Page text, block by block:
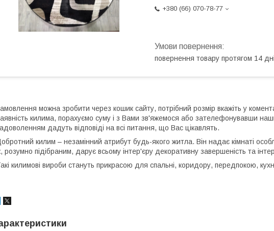
+380 (66) 070-78-77
повернення товару протягом 14
можна зробити через кошик сайту, потрібний розмір вкажіть у
килима, порахуємо суму і з Вами зв'яжемося або зателефонувавши
дадуть відповіді на всі питання, що Вас цікавлять.
килим – незамінний атрибут будь-якого житла. Він надає кімнаті
розумно підібраним, дарує всьому інтер'єру декоративну завершеність та
килимові вироби стануть прикрасою для спальні, коридору, передпокою,